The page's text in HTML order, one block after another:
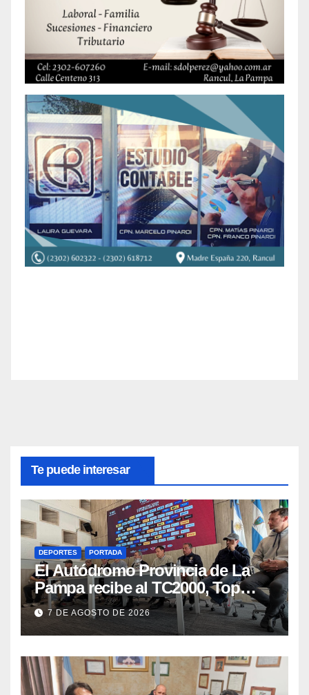
Te puede interesar
DEPORTES PORTADA
El Autódromo Provincia de La
Pampa recibe al TC2000, Top
Race y Fórmula Nacional este fin
de semana
7 DE AGOSTO DE 2026